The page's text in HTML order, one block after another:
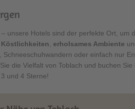
unsere Hotels sind der perfekte Ort, um
erholsames Ambiente
Schneeschuhwandern oder einfach nur
die Vielfalt von Toblach und buchen
und 4 Sterne!